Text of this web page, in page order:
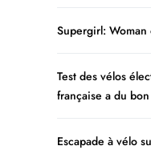
Supergirl: Woman
Test des vélos
française a du bon
Escapade à vélo